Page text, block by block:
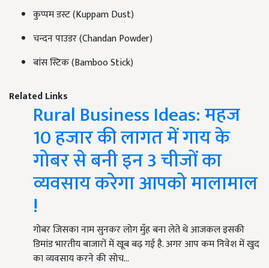
कुप्पम डस्ट (Kuppam Dust)
चन्दन पाउडर (Chandan Powder)
बांस स्टिक (Bamboo Stick)
Related Links
Rural Business Ideas: महज
10 हजार की लागत में गाय के
गोबर से बनी इन 3 चीजों का
व्यवसाय करेगा आपको मालामाल
!
गोबर जिसका नाम सुनकर लोग मुँह बना लेते थे आजकल इसकी
डिमांड भारतीय बाजारों में खूब बढ़ गई है. अगर आप कम निवेश में खुद
का व्यवसाय करने की सोच…